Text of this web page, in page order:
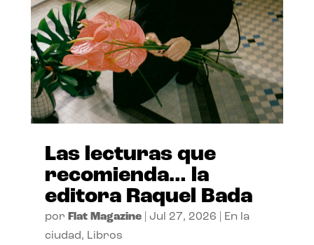
Las lecturas que
recomienda… la
editora Raquel Bada
por Flat Magazine| Jul 27, 2026
En la
ciudad, Libros